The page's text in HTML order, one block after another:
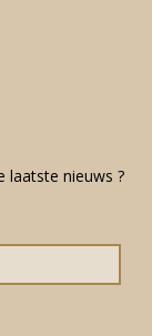
laatste nieuws ?